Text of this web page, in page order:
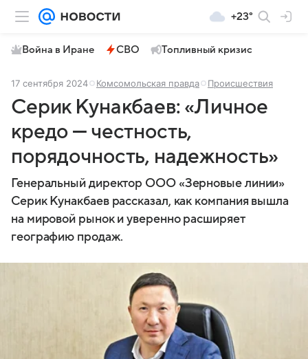
+23°
Война в Иране СВО Топливный кризис
17 сентября 2024 Комсомольская правда Происшествия
Серик Кунакбаев: «Личное
кредо — честность,
порядочность, надежность»
Генеральный директор ООО «Зерновые линии»
Серик Кунакбаев рассказал, как компания вышла
на мировой рынок и уверенно расширяет
географию продаж.